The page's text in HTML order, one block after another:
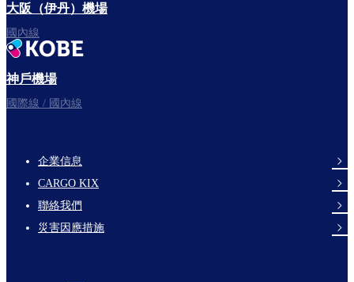
祝您旅途愉快。
大阪（伊丹）機場
國內線
神戶機場
國際線 / 國內線
footer-
links-
en-
企業信息
CARGO KIX
聯絡我們
災害因應措施